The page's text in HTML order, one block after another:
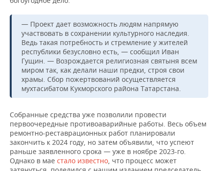
— Проект дает возможность людям напрямую
участвовать в сохранении культурного наследия.
Ведь такая потребность и стремление у жителей
республики безусловно есть, — сообщил Иван
Гущин. — Возрождается религиозная святыня всем
миром так, как делали наши предки, строя свои
храмы. Сбор пожертвований осуществляется
мухтасибатом Кукморского района Татарстана.
Собранные средства уже позволили провести
первоочередные противоаварийные работы. Весь объем
ремонтно-реставрационных работ планировали
закончить к 2024 году, но затем объявили, что успеют
раньше заявленного срока — уже в ноябре 2023-го.
Однако в мае стало известно, что процесс может